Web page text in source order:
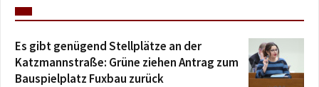
Es gibt genügend Stellplätze an der
Katzmannstraße: Grüne ziehen Antrag zum
Bauspielplatz Fuxbau zurück